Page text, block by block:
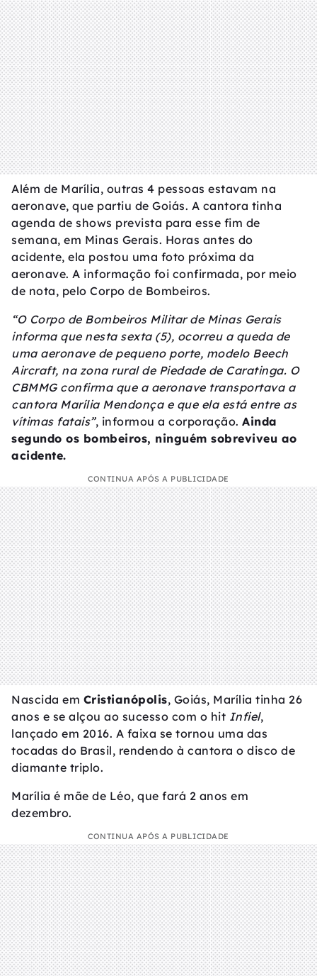
Além de Marília, outras 4 pessoas estavam na
aeronave, que partiu de Goiás. A cantora tinha
agenda de shows prevista para esse fim de
semana, em Minas Gerais. Horas antes do
acidente, ela postou uma foto próxima da
aeronave. A informação foi confirmada, por meio
de nota, pelo Corpo de Bombeiros.
“O Corpo de Bombeiros Militar de Minas Gerais
informa que nesta sexta (5), ocorreu a queda de
uma aeronave de pequeno porte, modelo Beech
Aircraft, na zona rural de Piedade de Caratinga. O
CBMMG confirma que a aeronave transportava a
cantora Marília Mendonça e que ela está entre as
vítimas fatais”, informou a corporação. Ainda
segundo os bombeiros, ninguém sobreviveu ao
acidente.
CONTINUA APÓS A PUBLICIDADE
Nascida em Cristianópolis, Goiás, Marília tinha 26
anos e se alçou ao sucesso com o hit Infiel,
lançado em 2016. A faixa se tornou uma das
tocadas do Brasil, rendendo à cantora o disco de
diamante triplo.
Marília é mãe de Léo, que fará 2 anos em
dezembro.
CONTINUA APÓS A PUBLICIDADE